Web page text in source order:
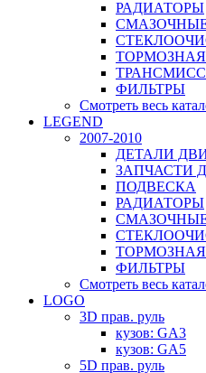
РАДИАТОРЫ
ФИЛЬТРЫ
Смотреть весь
LEGEND
2007-2010
ДЕТАЛИ
ЗАПЧАСТИ
ПОДВЕСКА
РАДИАТОРЫ
ФИЛЬТРЫ
Смотреть весь
LOGO
3D прав. руль
кузов: GA3
кузов: GA5
5D прав. руль